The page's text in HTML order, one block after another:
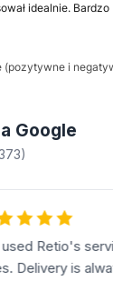
idealnie.
i